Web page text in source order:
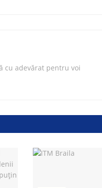
cu adevărat pentru voi